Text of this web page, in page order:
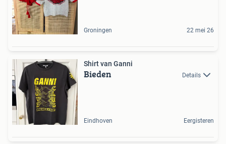
Groningen 22 mei 26
Shirt van Ganni
Bieden Details
Eindhoven Eergisteren